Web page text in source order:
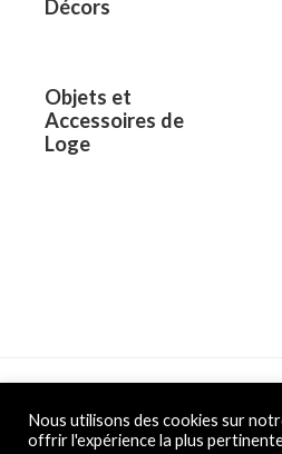
Décors
Objets et
Accessoires de
Loge
Copyright ©
Nous utilisons des cookies sur
offrir l'expérience la plus